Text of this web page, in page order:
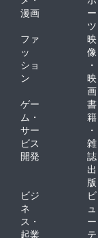
漫画
ー
ツ
ファ
ッ
ショ
ン
映
像
・
映
画
ゲー
ム・
サー
ビス
開発
書
籍
・
雑
誌
出
版
ビジ
ネ
ス・
起業
ビ
ュ
ー
テ